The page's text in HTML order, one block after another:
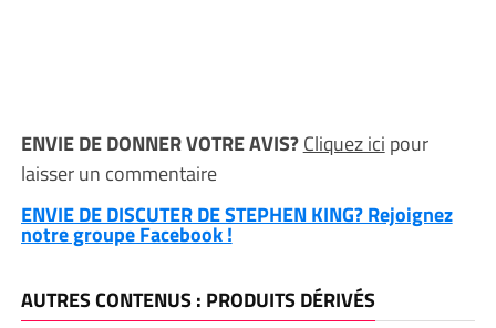
ENVIE DE DONNER VOTRE AVIS?Cliquez ici pour
laisser un commentaire
ENVIE DE DISCUTER DE STEPHEN KING? Rejoignez
notre groupe Facebook !
AUTRES CONTENUS : PRODUITS DÉRIVÉS